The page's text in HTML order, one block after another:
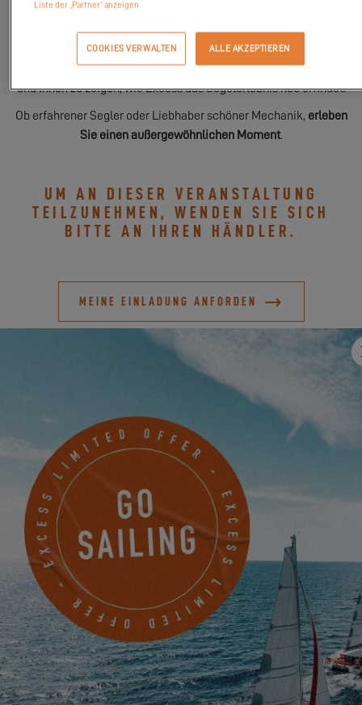
exklusiv auf unserem Stand ausgestellt wird.
Besuchen Sie uns
Unser Team wartet darauf, seine Leidenschaft mit Ihnen zu teilen
und Ihnen zu zeigen, wie Excess das Segelerlebnis neu erfindet.
Ob erfahrener Segler oder Liebhaber schöner Mechanik, erleben
Sie einen außergewöhnlichen Moment.
UM AN DIESER VERANSTALTUNG
TEILZUNEHMEN, WENDEN SIE SICH
BITTE AN IHREN HÄNDLER.
MEINE EINLADUNG ANFORDEN
ENTDECKE SIE
EXCESS 13
Liste der „Partner“ anzeigen
COOKIES VERWALTEN ALLE AKZEPTIEREN